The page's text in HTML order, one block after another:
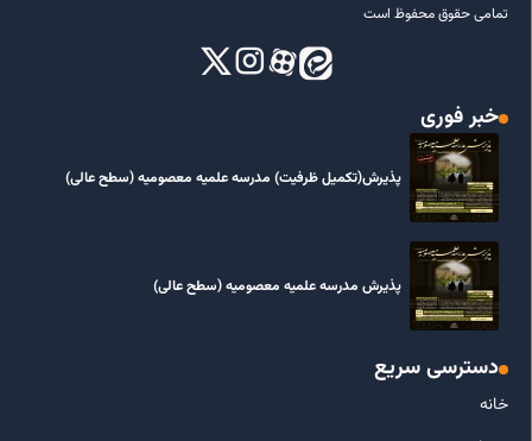
تمامی حقوق محفوظ است
خبر فوری
پذیرش(تکمیل ظرفیت) مدرسه علمیه معصومیه‌ (سطح عالی)
پذیرش مدرسه علمیه معصومیه‌ (سطح عالی)
دسترسی سریع
خانه